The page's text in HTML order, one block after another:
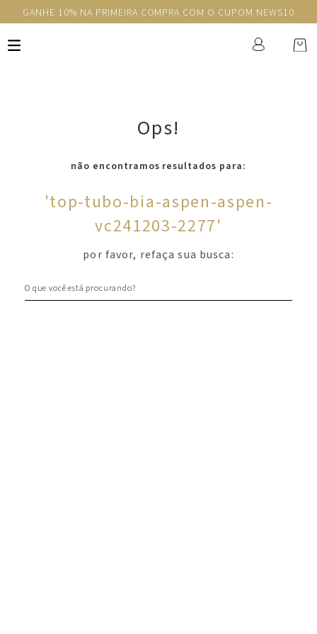
GANHE 10% NA PRIMEIRA COMPRA COM O CUPOM NEWS10
Ops!
não encontramos resultados para:
'top-tubo-bia-aspen-aspen-
vc241203-2277'
por favor, refaça sua busca: